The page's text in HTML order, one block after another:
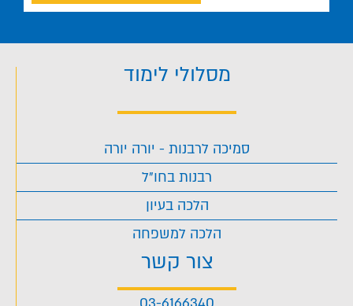
מסלולי לימוד
סמיכה לרבנות - יורה יורה
רבנות בחו"ל
הלכה בעיון
הלכה למשפחה
צור קשר